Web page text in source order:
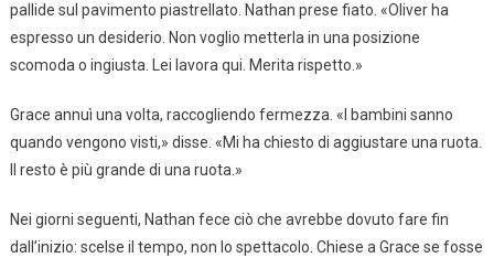
pallide sul pavimento piastrellato. Nathan prese fiato. «Oliver ha
espresso un desiderio. Non voglio metterla in una posizione
scomoda o ingiusta. Lei lavora qui. Merita rispetto.»
Grace annuì una volta, raccogliendo fermezza. «I bambini sanno
quando vengono visti,» disse. «Mi ha chiesto di aggiustare una ruota.
Il resto è più grande di una ruota.»
Nei giorni seguenti, Nathan fece ciò che avrebbe dovuto fare fin
dall’inizio: scelse il tempo, non lo spettacolo. Chiese a Grace se fosse